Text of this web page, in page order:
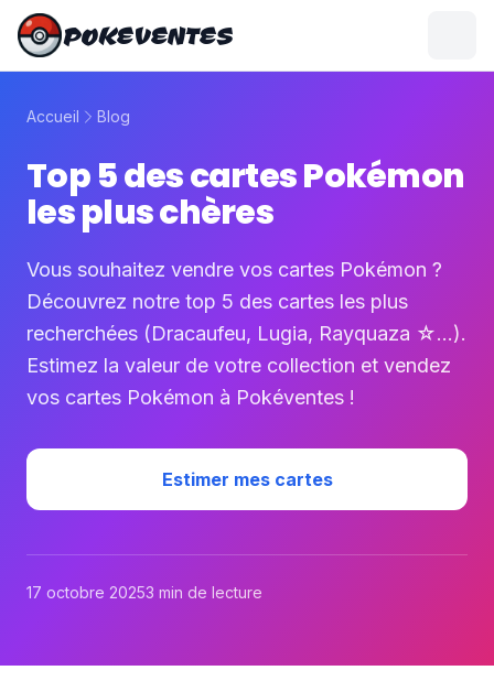
POKEVENTES
Accueil Blog
Top 5 des cartes Pokémon
les plus chères
Vous souhaitez vendre vos cartes Pokémon ?
Découvrez notre top 5 des cartes les plus
recherchées (Dracaufeu, Lugia, Rayquaza ☆...).
Estimez la valeur de votre collection et vendez
vos cartes Pokémon à Pokéventes !
Estimer mes cartes
17 octobre 20253 min de lecture